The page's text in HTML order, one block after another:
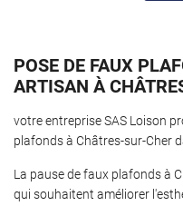
POSE DE FAUX
ARTISAN À
votre entreprise SAS Loison
plafonds à Châtres-sur-Cher
La pause de faux plafonds à
qui souhaitent améliorer